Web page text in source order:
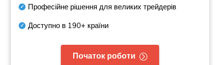
Професійне рішення для великих трейдерів
Доступно в 190+ країни
Початок роботи